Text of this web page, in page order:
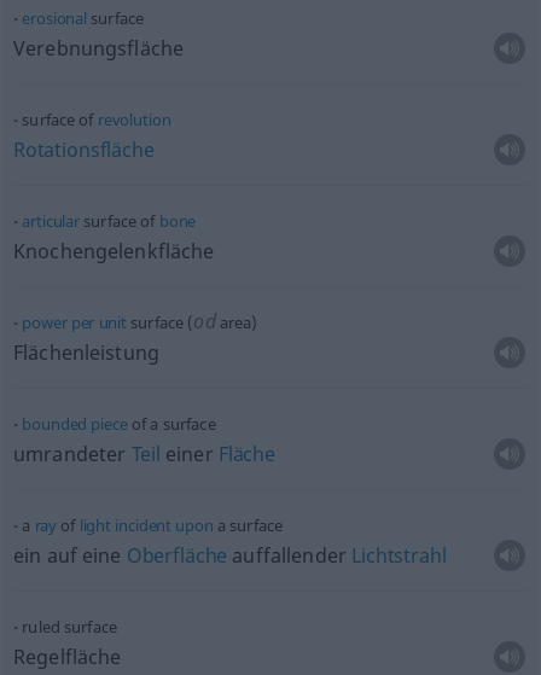
erosional surface
Verebnungsfläche
surface of revolution
Rotationsfläche
articular surface of bone
Knochengelenkfläche
power per unit surface (odarea)
Flächenleistung
bounded pieceof a surface
umrandeter Teil einer Fläche
a ray of light incident upon a surface
ein auf eine Oberfläche auffallender Lichtstrahl
ruled surface
Regelfläche